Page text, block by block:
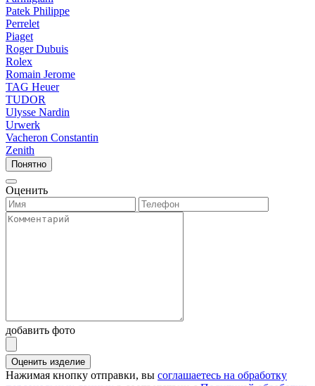
Patek Philippe
Perrelet
Piaget
Roger Dubuis
Rolex
Romain Jerome
TAG Heuer
TUDOR
Ulysse Nardin
Urwerk
Vacheron Constantin
Zenith
Понятно
Оценить
добавить фото
Оценить изделие
Нажимая кнопку отправки, вы соглашаетесь на обработку